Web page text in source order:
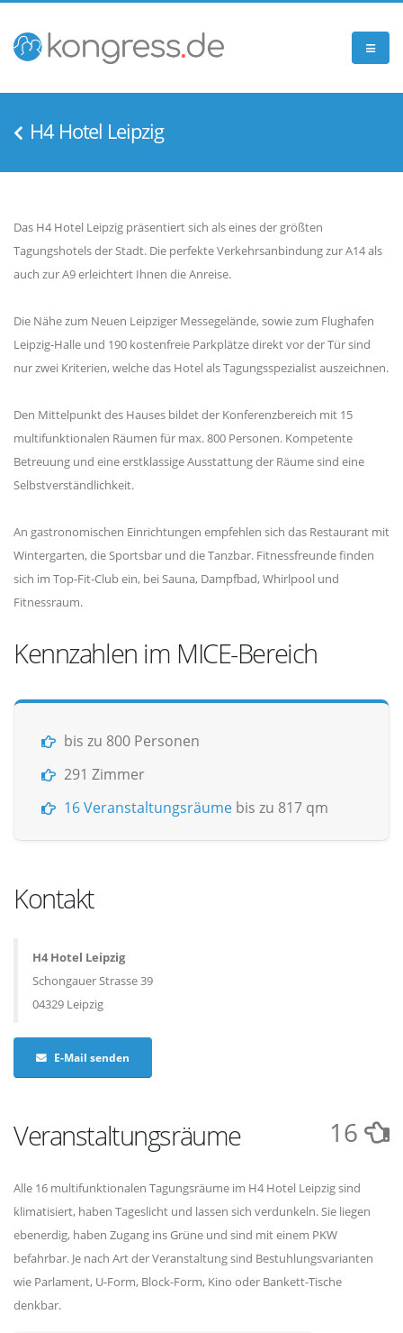
H4 Hotel Leipzig
Das H4 Hotel Leipzig präsentiert sich als eines der größten
Tagungshotels der Stadt. Die perfekte Verkehrsanbindung zur A14 als
auch zur A9 erleichtert Ihnen die Anreise.
Die Nähe zum Neuen Leipziger Messegelände, sowie zum Flughafen
Leipzig-Halle und 190 kostenfreie Parkplätze direkt vor der Tür sind
nur zwei Kriterien, welche das Hotel als Tagungsspezialist auszeichnen.
Den Mittelpunkt des Hauses bildet der Konferenzbereich mit 15
multifunktionalen Räumen für max. 800 Personen. Kompetente
Betreuung und eine erstklassige Ausstattung der Räume sind eine
Selbstverständlichkeit.
An gastronomischen Einrichtungen empfehlen sich das Restaurant mit
Wintergarten, die Sportsbar und die Tanzbar. Fitnessfreunde finden
sich im Top-Fit-Club ein, bei Sauna, Dampfbad, Whirlpool und
Fitnessraum.
Kennzahlen im MICE-Bereich
bis zu 800 Personen
291 Zimmer
16 Veranstaltungsräume bis zu 817 qm
Kontakt
H4 Hotel Leipzig
Schongauer Strasse 39
04329 Leipzig
E-Mail senden
Veranstaltungsräume 16
Alle 16 multifunktionalen Tagungsräume im H4 Hotel Leipzig sind
klimatisiert, haben Tageslicht und lassen sich verdunkeln. Sie liegen
ebenerdig, haben Zugang ins Grüne und sind mit einem PKW
befahrbar. Je nach Art der Veranstaltung sind Bestuhlungsvarianten
wie Parlament, U-Form, Block-Form, Kino oder Bankett-Tische
denkbar.